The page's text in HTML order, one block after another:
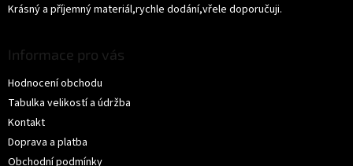
Krásný a příjemný materiál,rychle dodání,vřele doporučuji.
Informace pro vás
Hodnocení obchodu
Tabulka velikostí a údržba
Kontakt
Doprava a platba
Obchodní podmínky